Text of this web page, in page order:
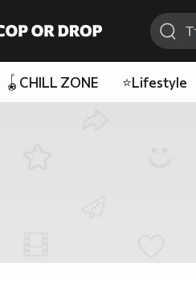
🪀CHILL ZONE ⭐Lifestyle